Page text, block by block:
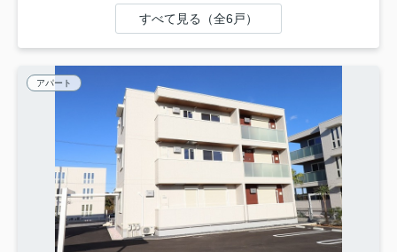
すべて見る（全6戸）
アパート